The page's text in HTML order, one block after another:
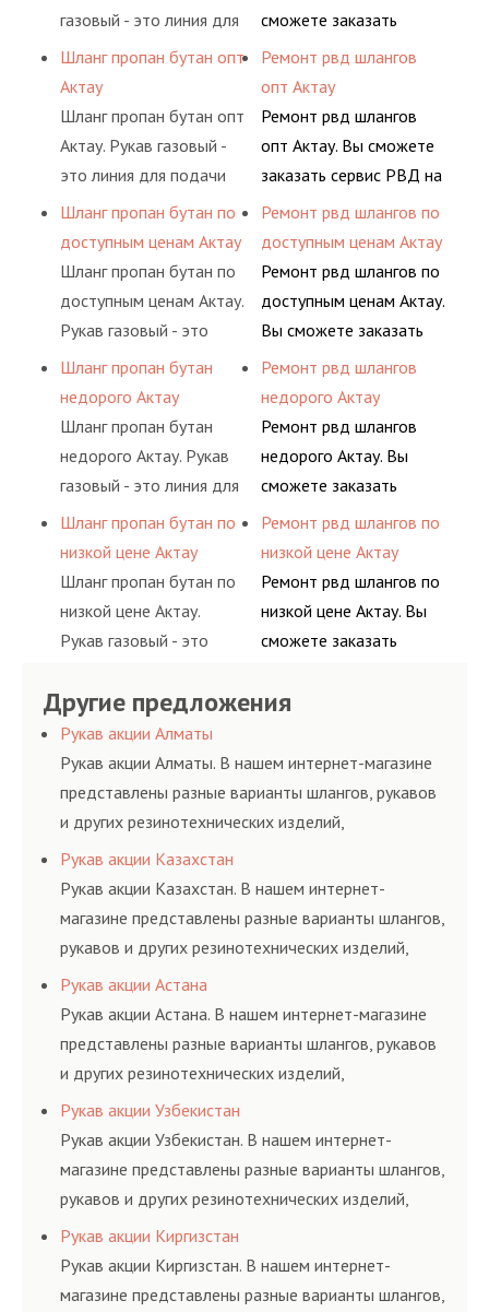
пропан, бутан,
определенными
элементами системы.
газовый - это линия для
подачи сжатого
воздуха и различных
типов сжиженного газа
(кислород, аргон, метан,
пропан, бутан,
определенными
элементами системы.
Шланг пропан бутан опт
Актау
Шланг пропан бутан опт
Актау. Рукав газовый -
это линия для подачи
сжатого воздуха и
различных типов
сжиженного газа
(кислород, аргон, метан,
пропан, бутан,
определенными
элементами системы.
Шланг пропан бутан по
доступным ценам Актау
Шланг пропан бутан по
доступным ценам Актау.
Рукав газовый - это
линия для подачи
сжатого воздуха и
различных типов
сжиженного газа
(кислород, аргон, метан,
ацетилен) между
определенными
элементами системы.
Шланг пропан бутан
недорого Актау
Шланг пропан бутан
недорого Актау. Рукав
газовый - это линия для
подачи сжатого
воздуха и различных
типов сжиженного газа
(кислород, аргон, метан,
пропан, бутан,
элементами системы.
Шланг пропан бутан по
низкой цене Актау
Шланг пропан бутан по
низкой цене Актау.
Рукав газовый - это
сжатого воздуха и
различных типов
сжиженного газа
(кислород, аргон, метан,
пропан, бутан,
комплексного
гидросистем Вашего
предприятия.
сможете заказать
сервис РВД на разовой
основе либо на
условиях
долговременного
комплексного
гидросистем Вашего
предприятия.
Ремонт рвд шлангов
опт Актау
Ремонт рвд шлангов
опт Актау. Вы сможете
заказать сервис РВД на
разовой основе либо на
условиях
долговременного
комплексного
обслуживания
предприятия.
Ремонт рвд шлангов по
доступным ценам Актау
Ремонт рвд шлангов по
доступным ценам Актау.
Вы сможете заказать
сервис РВД на разовой
основе либо на
условиях
долговременного
комплексного
гидросистем Вашего
предприятия.
Ремонт рвд шлангов
недорого Актау
Ремонт рвд шлангов
недорого Актау. Вы
сможете заказать
сервис РВД на разовой
основе либо на
условиях
долговременного
комплексного
Ремонт рвд шлангов по
низкой цене Актау
Ремонт рвд шлангов по
низкой цене Актау. Вы
сможете заказать
основе либо на
долговременного
комплексного
обслуживания
Другие предложения
Рукав акции Алматы
Рукав акции Алматы. В нашем интернет-магазине
представлены разные варианты шлангов, рукавов
и других резинотехнических изделий,
соответствующих ГОСТам, техническим условиям
и нормативам.
Рукав акции Казахстан
Рукав акции Казахстан. В нашем интернет-
магазине представлены разные варианты шлангов,
рукавов и других резинотехнических изделий,
соответствующих ГОСТам, техническим условиям
и нормативам.
Рукав акции Астана
Рукав акции Астана. В нашем интернет-магазине
представлены разные варианты шлангов, рукавов
и других резинотехнических изделий,
соответствующих ГОСТам, техническим условиям
и нормативам.
Рукав акции Узбекистан
Рукав акции Узбекистан. В нашем интернет-
магазине представлены разные варианты шлангов,
рукавов и других резинотехнических изделий,
соответствующих ГОСТам, техническим условиям
и нормативам.
Рукав акции Киргизстан
Рукав акции Киргизстан. В нашем интернет-
магазине представлены разные варианты шлангов,